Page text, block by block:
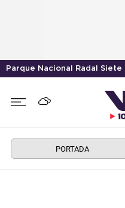
Parque Nacional Radal Siete
PORTADA